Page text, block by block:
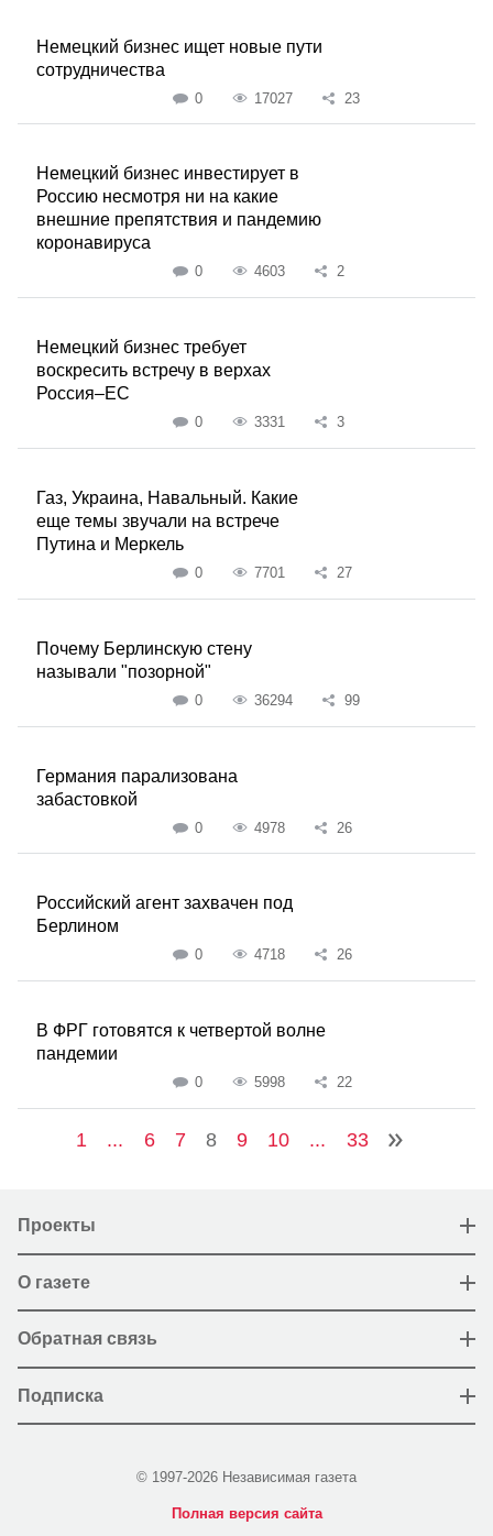
Немецкий бизнес ищет новые пути
сотрудничества
0 17027 23
Немецкий бизнес инвестирует в
Россию несмотря ни на какие
внешние препятствия и пандемию
коронавируса
0 4603 2
Немецкий бизнес требует
воскресить встречу в верхах
Россия–ЕС
0 3331 3
Газ, Украина, Навальный. Какие
еще темы звучали на встрече
Путина и Меркель
0 7701 27
Почему Берлинскую стену
называли "позорной"
0 36294 99
Германия парализована
забастовкой
0 4978 26
Российский агент захвачен под
Берлином
0 4718 26
В ФРГ готовятся к четвертой волне
пандемии
0 5998 22
1 ... 6 7 8 9 10 ... 33
Проекты
О газете
Обратная связь
Подписка
© 1997-2026 Независимая газета
Полная версия сайта